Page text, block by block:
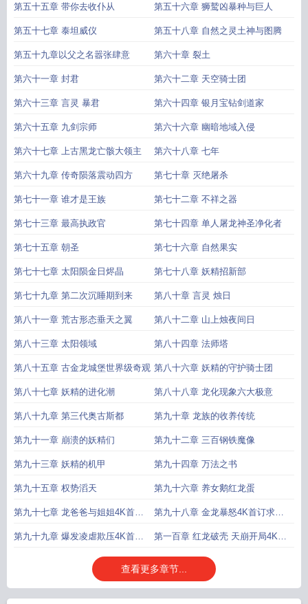
第五十五章 带你去收仆从 第五十六章 狮鹫凶暴种与巨人
第五十七章 泰坦威仪 第五十八章 自然之灵土神与图腾
第五十九章以父之名嚣张肆意 第六十章 裂土
第六十一章 封君 第六十二章 天空骑士团
第六十三章 言灵 暴君 第六十四章 银月宝钻剑道家
第六十五章 九剑宗师 第六十六章 幽暗地域入侵
第六十七章 上古黑龙亡骸大领主 第六十八章 七年
第六十九章 传奇陨落震动四方 第七十章 灭绝屠杀
第七十一章 谁才是王族 第七十二章 不祥之器
第七十三章 最高执政官 第七十四章 单人屠龙神圣净化者
第七十五章 朝圣 第七十六章 自然果实
第七十七章 太阳陨金日烬晶 第七十八章 妖精招新部
第七十九章 第二次沉睡期到来 第八十章 言灵 烛日
第八十一章 荒古形态垂天之翼 第八十二章 山上烛夜间日
第八十三章 太阳领域 第八十四章 法师塔
第八十五章 古金龙城堡世界级奇观 第八十六章 妖精的守护骑士团
第八十七章 妖精的进化潮 第八十八章 龙化现象六大极意
第八十九章 第三代奥古斯都 第九十章 龙族的收养传统
第九十一章 崩溃的妖精们 第九十二章 三百钢铁魔像
第九十三章 妖精的机甲 第九十四章 万法之书
第九十五章 权势滔天 第九十六章 养女鹅红龙蛋
第九十七章 龙爸爸与姐姐4K首订
求支持
第九十八章 金龙暴怒4K首订求支
持
第九十九章 爆发凌虐欺压4K首订 第一百章 红龙破壳 天崩开局4K首
订求支持
查看更多章节...